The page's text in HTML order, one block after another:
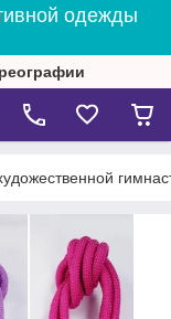
одежды